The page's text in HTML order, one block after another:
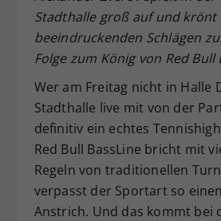
Stadthalle groß auf und krönt
beeindruckenden Schlägen
Folge zum König von Red Bull
Wer am Freitag nicht in Halle
Stadthalle live mit von der
definitiv ein echtes
Red Bull BassLine bricht mit
Regeln von traditionellen
verpasst der Sportart so
Anstrich. Und das kommt bei
Dieser Wert
Einstellungen.
zufällig generierte
vorgenommen
Webseiten-
hat.